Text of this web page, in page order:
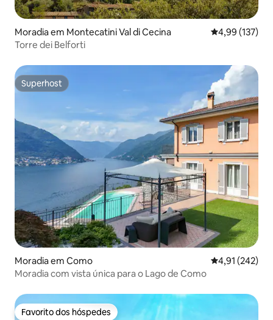
Moradia em Montecatini Val di Cecina Classificação
4,99 (137)
Torre dei Belforti
Superhost
Superhost
Moradia em Como Classificação
4,91 (242)
Moradia com vista única para o Lago de Como
Favorito dos hóspedes
Favorito dos hóspedes